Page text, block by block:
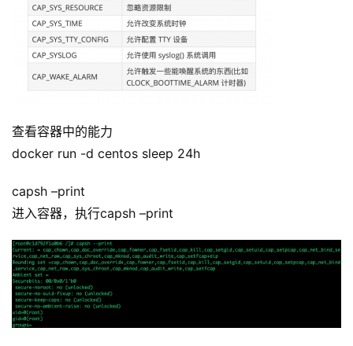
志
理
I
/
D
公
有
云
登录
查看容器中的能力
docker run -d centos sleep 24h
capsh –print
进入容器，执行capsh –print